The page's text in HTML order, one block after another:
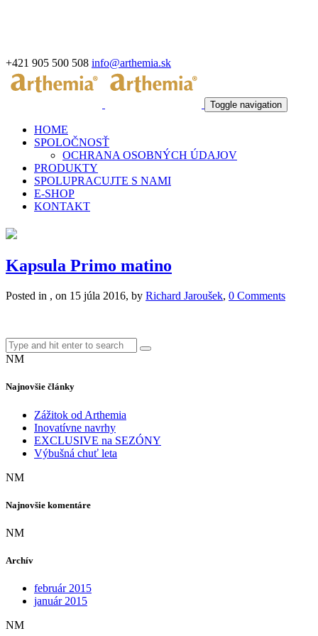
+421 905 500 508 info@arthemia.sk
Toggle navigation
HOME
SPOLOČNOSŤ
OCHRANA OSOBNÝCH ÚDAJOV
PRODUKTY
SPOLUPRACUJTE S NAMI
E-SHOP
KONTAKT
Kapsula Primo matino
Posted in , on 15 júla 2016, by Richard Jaroušek, 0 Comments
NM
Najnovšie články
Zážitok od Arthemia
Inovatívne navrhy
EXCLUSIVE na SEZÓNY
Výbušná chuť leta
NM
Najnovšie komentáre
NM
Archív
február 2015
január 2015
NM